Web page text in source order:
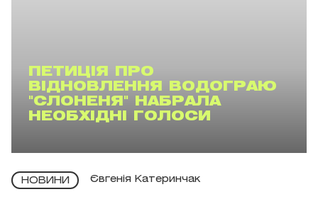
ПЕТИЦІЯ ПРО
ВІДНОВЛЕННЯ ВОДОГРАЮ
"СЛОНЕНЯ" НАБРАЛА
НЕОБХІДНІ ГОЛОСИ
НОВИНИ Євгенія Катеринчак